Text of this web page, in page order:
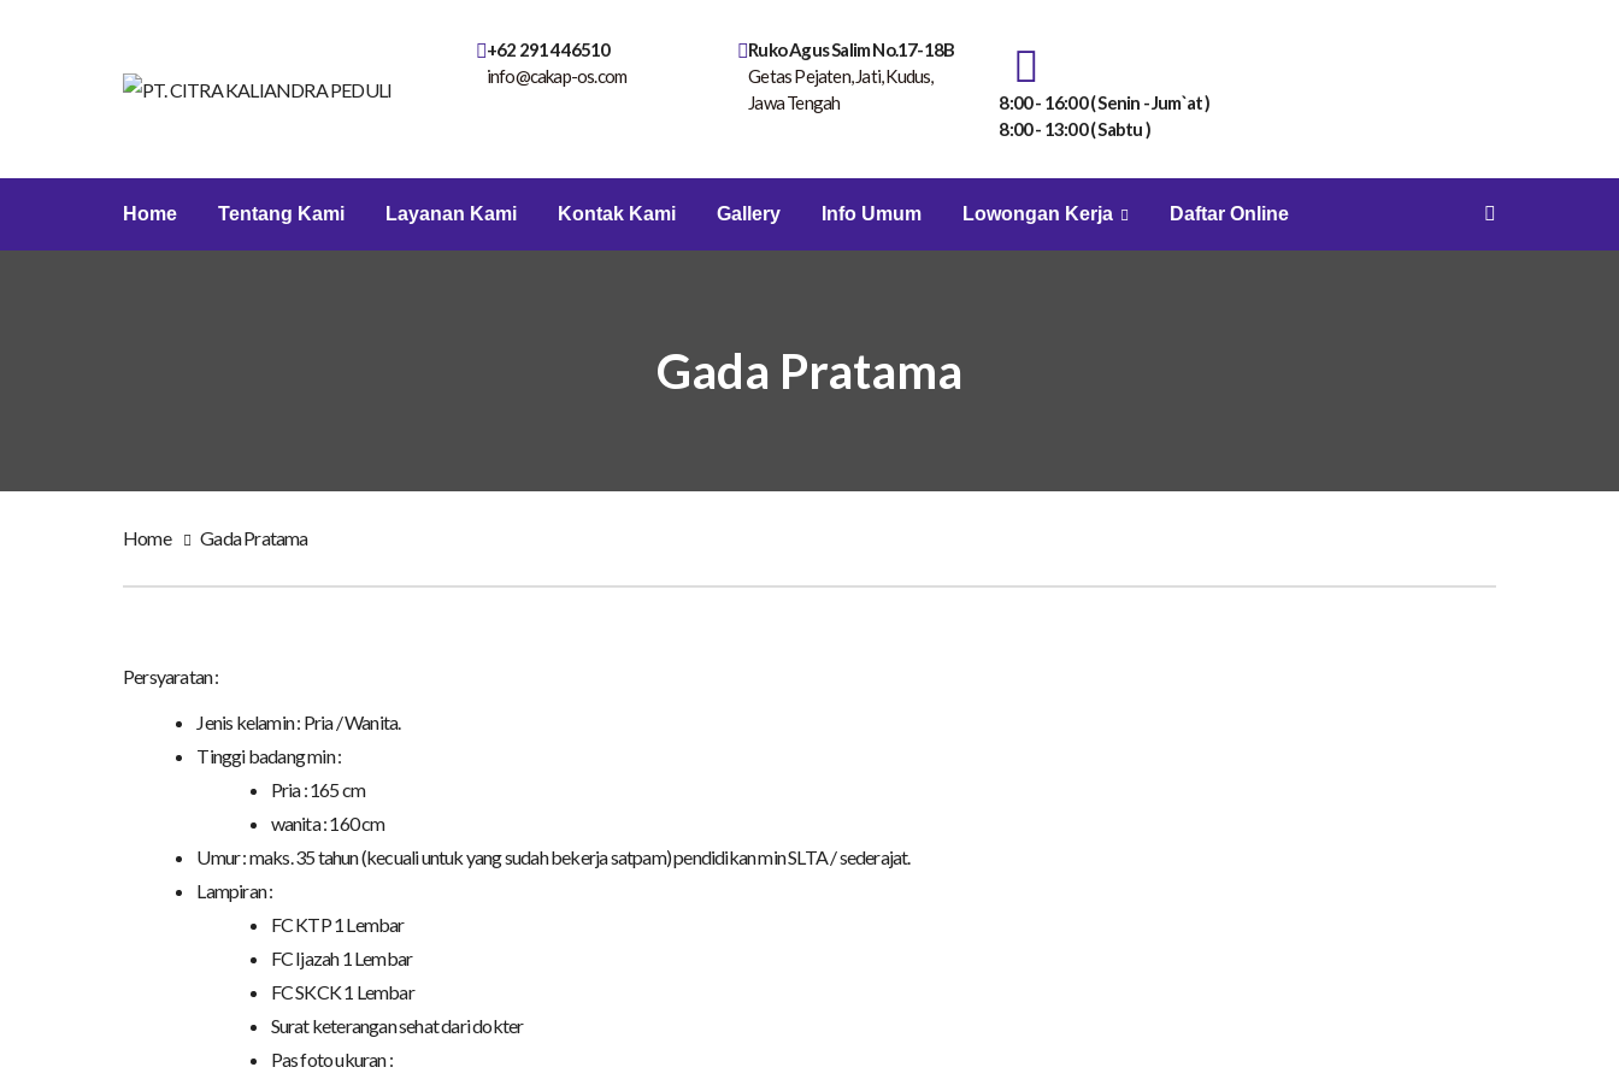
+62 291 446510
info@cakap-os.com
Ruko Agus Salim No.17-18B
Getas Pejaten, Jati, Kudus,
Jawa Tengah
8:00 - 16:00 ( Senin - Jum`at )
8:00 - 13:00 ( Sabtu )
Home Tentang Kami Layanan Kami Kontak Kami Gallery Info Umum Lowongan Kerja Daftar Online
Gada Pratama
Home Gada Pratama
Persyaratan :
Jenis kelamin : Pria / Wanita.
Tinggi badang min :
Pria : 165 cm
wanita : 160 cm
Umur : maks. 35 tahun (kecuali untuk yang sudah bekerja satpam) pendidikan min SLTA / sederajat.
Lampiran :
FC KTP 1 Lembar
FC Ijazah 1 Lembar
FC SKCK 1 Lembar
Surat keterangan sehat dari dokter
Pas foto ukuran :